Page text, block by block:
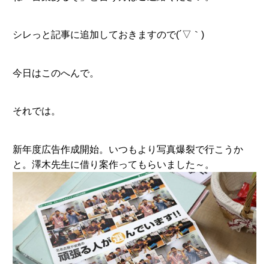
シレっと記事に追加しておきますので(´▽｀)
今日はこのへんで。
それでは。
新年度広告作成開始。いつもより写真爆裂で行こうか
と。澤木先生に借り案作ってもらいました～。